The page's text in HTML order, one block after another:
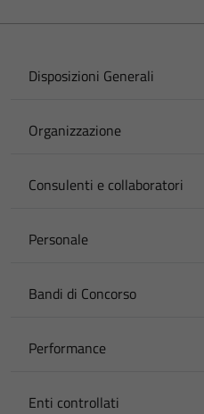
Disposizioni Generali
Organizzazione
Consulenti e collaboratori
Personale
Bandi di Concorso
Performance
Enti controllati